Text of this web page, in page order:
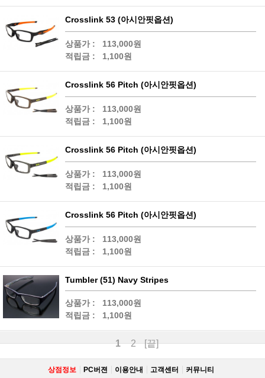
Crosslink 53 (아시안핏옵션)
상품가 :
113,000원
적립금 :
1,100원
Crosslink 56 Pitch (아시안핏옵션)
상품가 :
113,000원
적립금 :
1,100원
Crosslink 56 Pitch (아시안핏옵션)
상품가 :
113,000원
적립금 :
1,100원
Crosslink 56 Pitch (아시안핏옵션)
상품가 :
113,000원
적립금 :
1,100원
Tumbler (51) Navy Stripes
상품가 :
113,000원
적립금 :
1,100원
1 2 [끝]
상점정보 PC버젼 이용안내 고객센터 커뮤니티